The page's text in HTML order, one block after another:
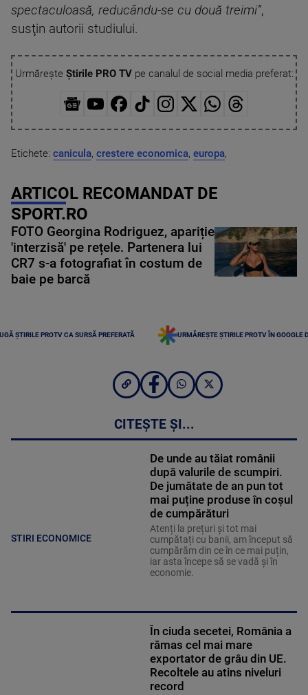
spectaculoasă, reducându-se cu două treimi”,
susţin autorii studiului.
Urmărește Știrile PRO TVpe canalul de social media preferat:
Etichete: canicula, crestere economica, europa,
ARTICOL RECOMANDAT DE
SPORT.RO
FOTO Georgina Rodriguez, apariție
'interzisă' pe rețele. Partenera lui
CR7 s-a fotografiat în costum de
baie pe barcă
ȘTIRILE PROTV CA SURSĂ PREFERATĂ URMĂREȘTE ȘTIRILE PROTV ÎN GOOGLE
CITEȘTE ȘI...
STIRI ECONOMICE
De unde au tăiat românii
după valurile de scumpiri.
De jumătate de an pun tot
mai puține produse în coșul
de cumpărături
Atenți la prețuri și tot mai
cumpătați cu banii, am început să
cumpărăm din ce în ce mai puțin,
iar asta începe să se vadă și în
economie.
În ciuda secetei, România a
rămas cel mai mare
exportator de grâu din UE.
Recoltele au atins niveluri
record